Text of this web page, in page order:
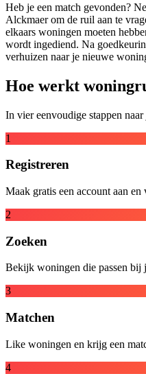
Heb je een match gevonden?
Alckmaer om de ruil aan te
elkaars woningen moeten
wordt ingediend. Na
verhuizen naar je nieuwe
Hoe werkt
In vier eenvoudige stappen
1
Registreren
Maak gratis een account aan
2
Zoeken
Bekijk woningen die passen bij
3
Matchen
Like woningen en krijg een
4